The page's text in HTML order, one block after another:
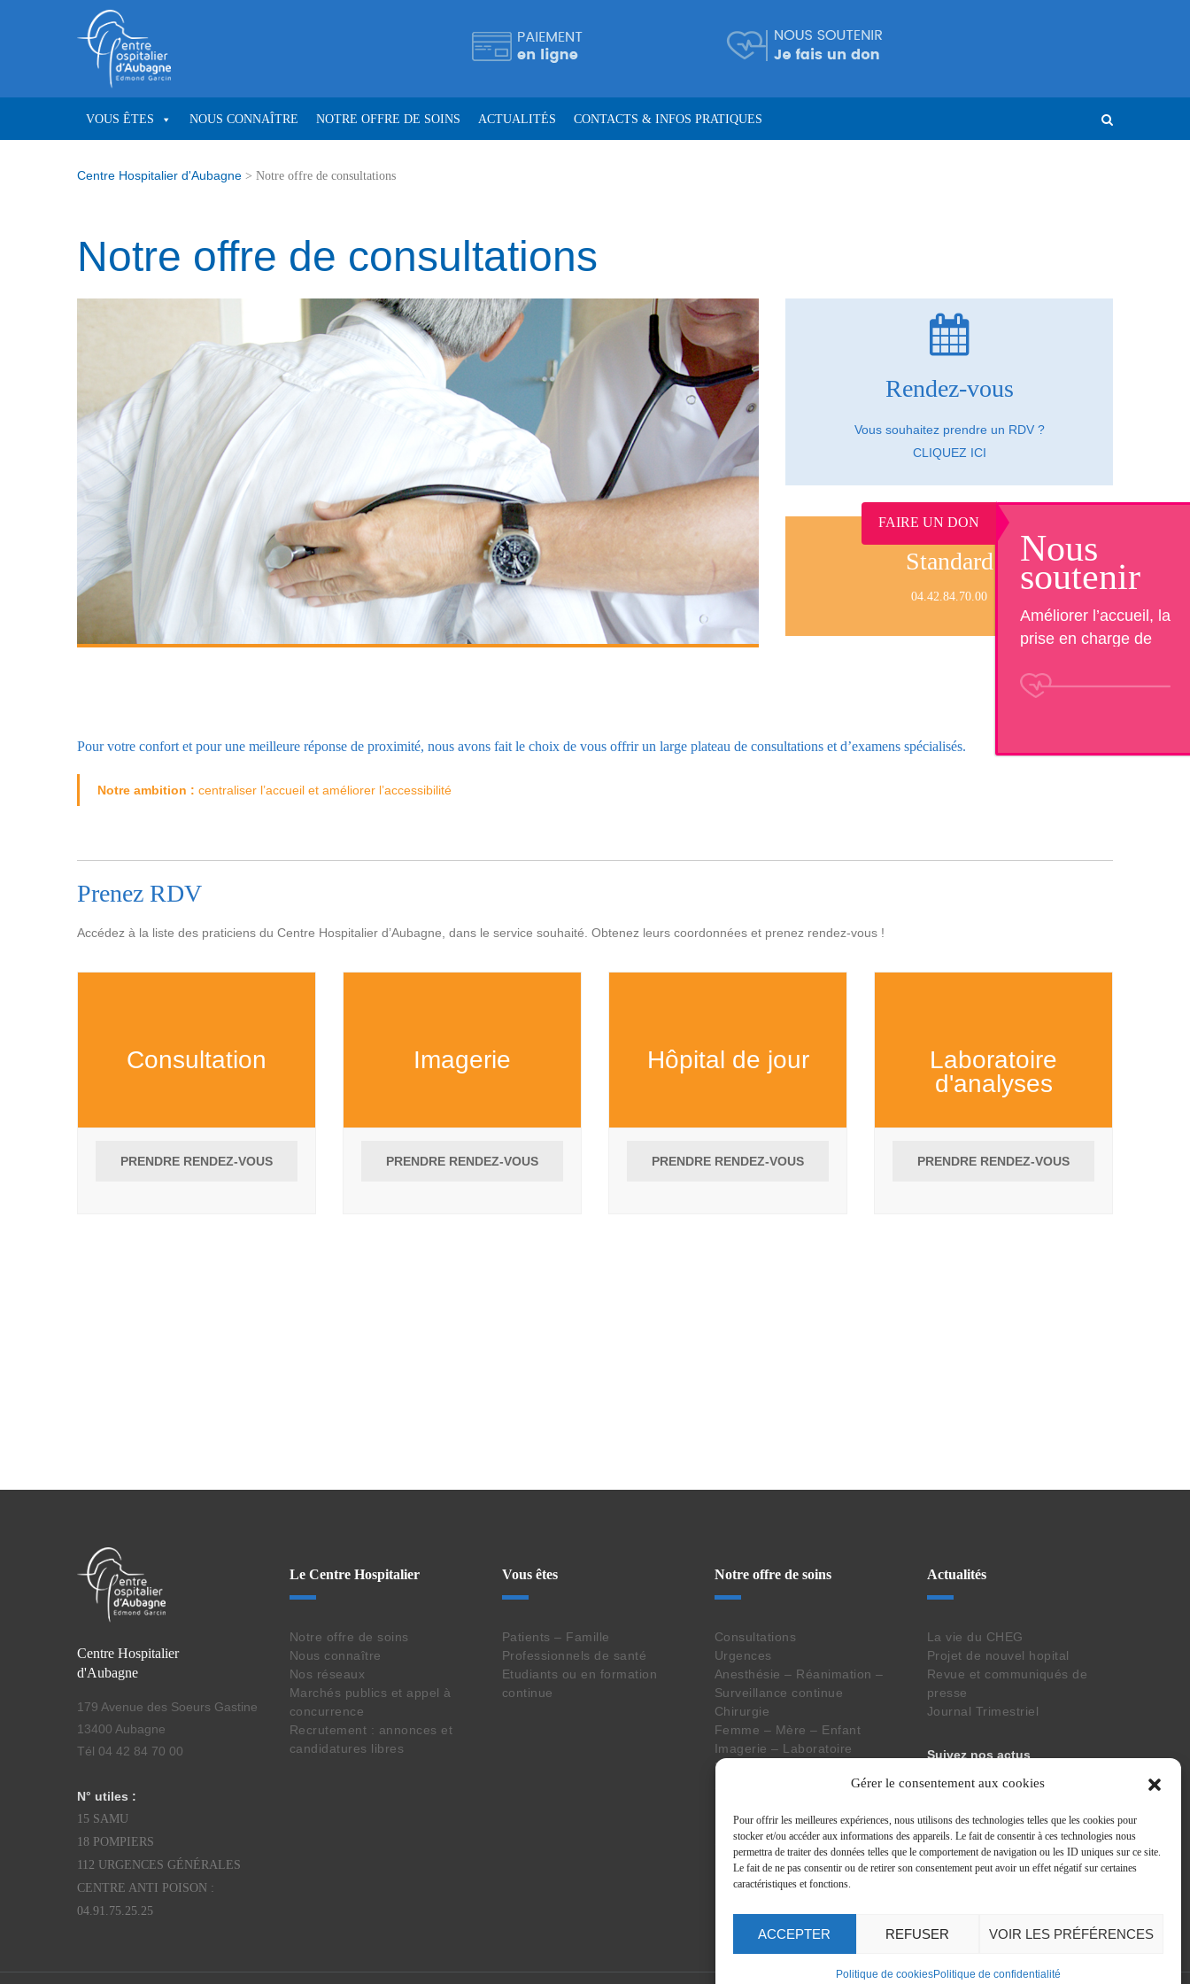
Gérer le consentement aux cookies
Pour offrir les meilleures expériences, nous utilisons des technologies telles que les cookies pour
stocker et/ou accéder aux informations des appareils. Le fait de consentir à ces technologies nous
permettra de traiter des données telles que le comportement de navigation ou les ID uniques sur ce site.
Le fait de ne pas consentir ou de retirer son consentement peut avoir un effet négatif sur certaines
caractéristiques et fonctions.
ACCEPTER REFUSER VOIR LES PRÉFÉRENCES
Politique de cookiesPolitique de confidentialité
VOUS ÊTES NOUS CONNAÎTRE NOTRE OFFRE DE SOINS ACTUALITÉS CONTACTS & INFOS PRATIQUES
Centre Hospitalier d'Aubagne > Notre offre de consultations
Notre offre de consultations
Rendez-vous
Vous souhaitez prendre un RDV ?
CLIQUEZ ICI
Cliquez ici
Standard
04.42.84.70.00
Pour votre confort et pour une meilleure réponse de proximité, nous avons fait le choix de vous offrir un large plateau de consultations et d’examens spécialisés.
Notre ambition : centraliser l’accueil et améliorer l’accessibilité
Prenez RDV
Accédez à la liste des praticiens du Centre Hospitalier d’Aubagne, dans le service souhaité. Obtenez leurs coordonnées et prenez rendez-vous !
Consultation
PRENDRE RENDEZ-VOUS
Imagerie
PRENDRE RENDEZ-VOUS
Hôpital de jour
PRENDRE RENDEZ-VOUS
Laboratoire
d'analyses
PRENDRE RENDEZ-VOUS
Centre Hospitalier
d'Aubagne
179 Avenue des Soeurs Gastine
13400 Aubagne
Tél 04 42 84 70 00
N° utiles :
15 SAMU
18 POMPIERS
112 URGENCES GÉNÉRALES
CENTRE ANTI POISON :
04.91.75.25.25
Le Centre Hospitalier
Notre offre de soins
Nous connaître
Nos réseaux
Marchés publics et appel à
concurrence
Recrutement : annonces et
candidatures libres
Vous êtes
Patients – Famille
Professionnels de santé
Etudiants ou en formation
continue
Notre offre de soins
Consultations
Urgences
Anesthésie – Réanimation –
Surveillance continue
Chirurgie
Femme – Mère – Enfant
Imagerie – Laboratoire
Pharmacie
Handicap
Services transversaux
Actualités
La vie du CHEG
Projet de nouvel hopital
Revue et communiqués de
presse
Journal Trimestriel
Suivez nos actus
Nous
soutenir
Améliorer l’accueil, la
prise en charge de
vie au travail.Aidez
innovants !
FAIRE UN DON